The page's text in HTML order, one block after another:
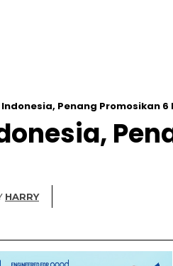
Indonesia, Penang Promosikan
HARRY